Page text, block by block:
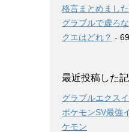
格言まとめました
グラブルで虚ろ
クエはどれ？ -
最近投稿した
グラブルエクス
ポケモンSV最強
ケモン